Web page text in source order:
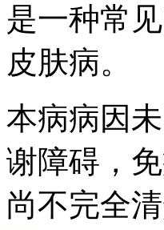
是一种常
皮肤病。
本病病因
谢障碍，
尚不完全